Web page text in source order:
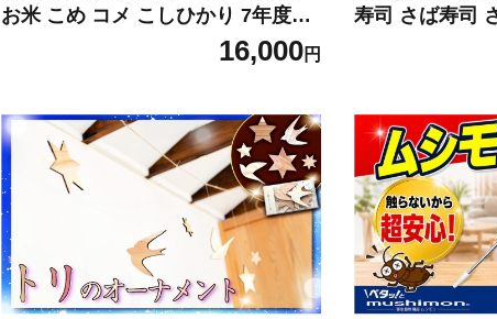
お米 こめ コメ こしひかり 7年度産
千葉県産 kome okome 精米 白米
ご飯 ごはん 米 ごはん 備蓄米 国産
ト 贈答 甘み 粘り 香り リピート 冷
めても美味しい kosihikari 農家直
送 数量限定 産地直送 前嶋商店 千葉
県 東金
16,000円
寿司 さば寿司
すし sushi 惣
み 塩鯖 塩サバ
ご飯もの 夕食
冷蔵配送 海鮮
株式会社味良